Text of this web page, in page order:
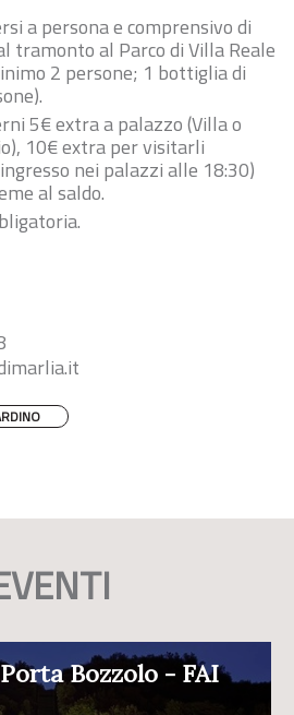
a persona e comprensivo di
tramonto al Parco di Villa Reale
2 persone; 1 bottiglia di
5€ extra a palazzo (Villa o
10€ extra per visitarli
nei palazzi alle 18:30)
al saldo.
Bozzolo - FAI